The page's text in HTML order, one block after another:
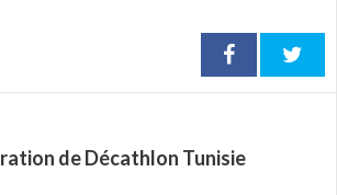
de Décathlon Tunisie